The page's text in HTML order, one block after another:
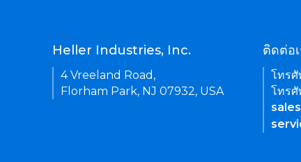
Heller Industries, Inc.
4 Vreeland Road,
Florham Park, NJ 07932, USA
ติดต่อ
โทรศั
โทรศั